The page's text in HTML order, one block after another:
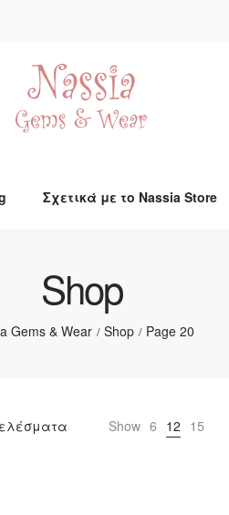
Σχετικά με το Nassia Store
Shop
Gems & Wear / Shop / Page 20
Show 6 12 15